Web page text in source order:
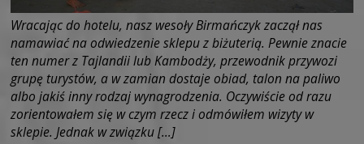
Wracając do hotelu, nasz wesoły Birmańczyk zaczął nas
namawiać na odwiedzenie sklepu z biżuterią. Pewnie znacie
ten numer z Tajlandii lub Kambodży, przewodnik przywozi
grupę turystów, a w zamian dostaje obiad, talon na paliwo
albo jakiś inny rodzaj wynagrodzenia. Oczywiście od razu
zorientowałem się w czym rzecz i odmówiłem wizyty w
sklepie. Jednak w związku […]